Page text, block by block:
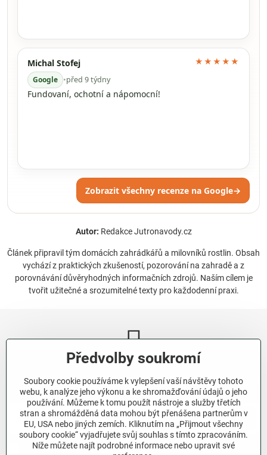
Michal Stofej
Google •před 9 týdny
★★★★★
Fundovaní, ochotní a nápomocní!
Zobrazit všechny recenze na Google→
Autor: Redakce Jutronavody.cz
Článek připravil tým domácích zahrádkářů a milovníků rostlin. Obsah
vychází z praktických zkušeností, pozorování na zahradě a z
porovnávání důvěryhodných informačních zdrojů. Naším cílem je
tvořit užitečné a srozumitelné texty pro každodenní praxi.
Newsletter
Odebírat naše novinky:
Odebírat
Chci se přihlásit k odběru novinek e-mailem.
Předvolby soukromí
Soubory cookie používáme k vylepšení vaší návštěvy tohoto
webu, k analýze jeho výkonu a ke shromažďování údajů o jeho
používání. Můžeme k tomu použít nástroje a služby třetích
stran a shromážděná data mohou být přenášena partnerům v
EU, USA nebo jiných zemích. Kliknutím na „Přijmout všechny
soubory cookie“ vyjadřujete svůj souhlas s tímto zpracováním.
Níže můžete najít podrobné informace nebo upravit své